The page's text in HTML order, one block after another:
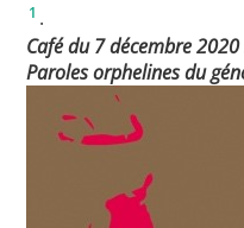
1 .
Café du 7 décembre
Paroles orphelines du